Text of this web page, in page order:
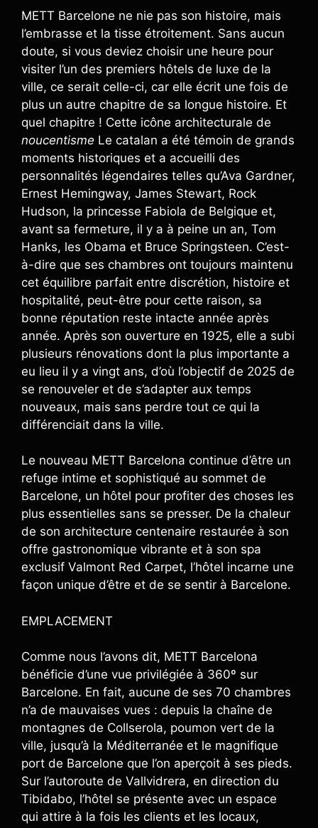
METT Barcelone ne nie pas son histoire, mais
l’embrasse et la tisse étroitement. Sans aucun
doute, si vous deviez choisir une heure pour
visiter l’un des premiers hôtels de luxe de la
ville, ce serait celle-ci, car elle écrit une fois de
plus un autre chapitre de sa longue histoire. Et
quel chapitre ! Cette icône architecturale de
noucentisme Le catalan a été témoin de grands
moments historiques et a accueilli des
personnalités légendaires telles qu’Ava Gardner,
Ernest Hemingway, James Stewart, Rock
Hudson, la princesse Fabiola de Belgique et,
avant sa fermeture, il y a à peine un an, Tom
Hanks, les Obama et Bruce Springsteen. C’est-
à-dire que ses chambres ont toujours maintenu
cet équilibre parfait entre discrétion, histoire et
hospitalité, peut-être pour cette raison, sa
bonne réputation reste intacte année après
année. Après son ouverture en 1925, elle a subi
plusieurs rénovations dont la plus importante a
eu lieu il y a vingt ans, d’où l’objectif de 2025 de
se renouveler et de s’adapter aux temps
nouveaux, mais sans perdre tout ce qui la
différenciait dans la ville.
Le nouveau METT Barcelona continue d’être un
refuge intime et sophistiqué au sommet de
Barcelone, un hôtel pour profiter des choses les
plus essentielles sans se presser. De la chaleur
de son architecture centenaire restaurée à son
offre gastronomique vibrante et à son spa
exclusif Valmont Red Carpet, l’hôtel incarne une
façon unique d’être et de se sentir à Barcelone.
EMPLACEMENT
Comme nous l’avons dit, METT Barcelona
bénéficie d’une vue privilégiée à 360º sur
Barcelone. En fait, aucune de ses 70 chambres
n’a de mauvaises vues : depuis la chaîne de
montagnes de Collserola, poumon vert de la
ville, jusqu’à la Méditerranée et le magnifique
port de Barcelone que l’on aperçoit à ses pieds.
Sur l’autoroute de Vallvidrera, en direction du
Tibidabo, l’hôtel se présente avec un espace
qui attire à la fois les clients et les locaux,